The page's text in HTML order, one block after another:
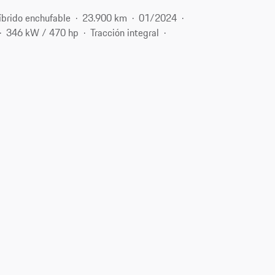
enchufable 23.900 km
01/2024
346 kW / 470 hp
Tracción integral